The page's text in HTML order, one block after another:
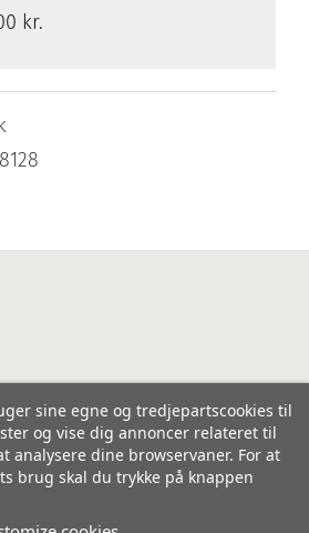
kr.
sine egne og tredjepartscookies til
og vise dig annoncer relateret til
analysere dine browservaner. For at
brug skal du trykke på knappen